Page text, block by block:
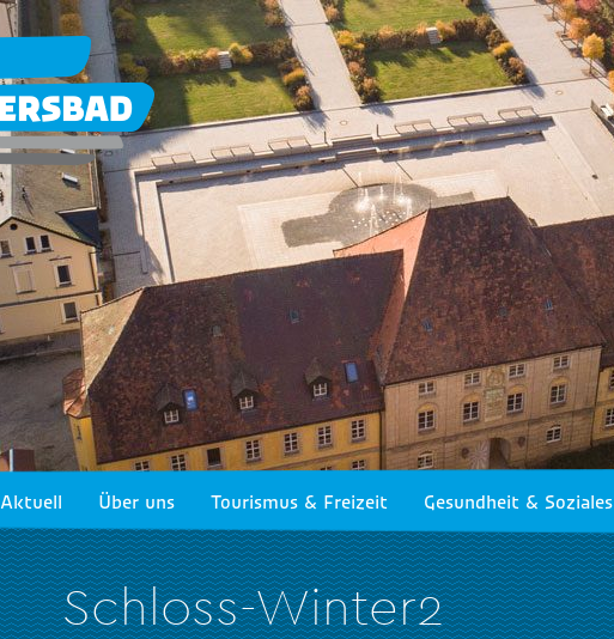
Aktuell Über uns Tourismus & Freizeit Gesundheit & Soziales
Schloss-Winter2